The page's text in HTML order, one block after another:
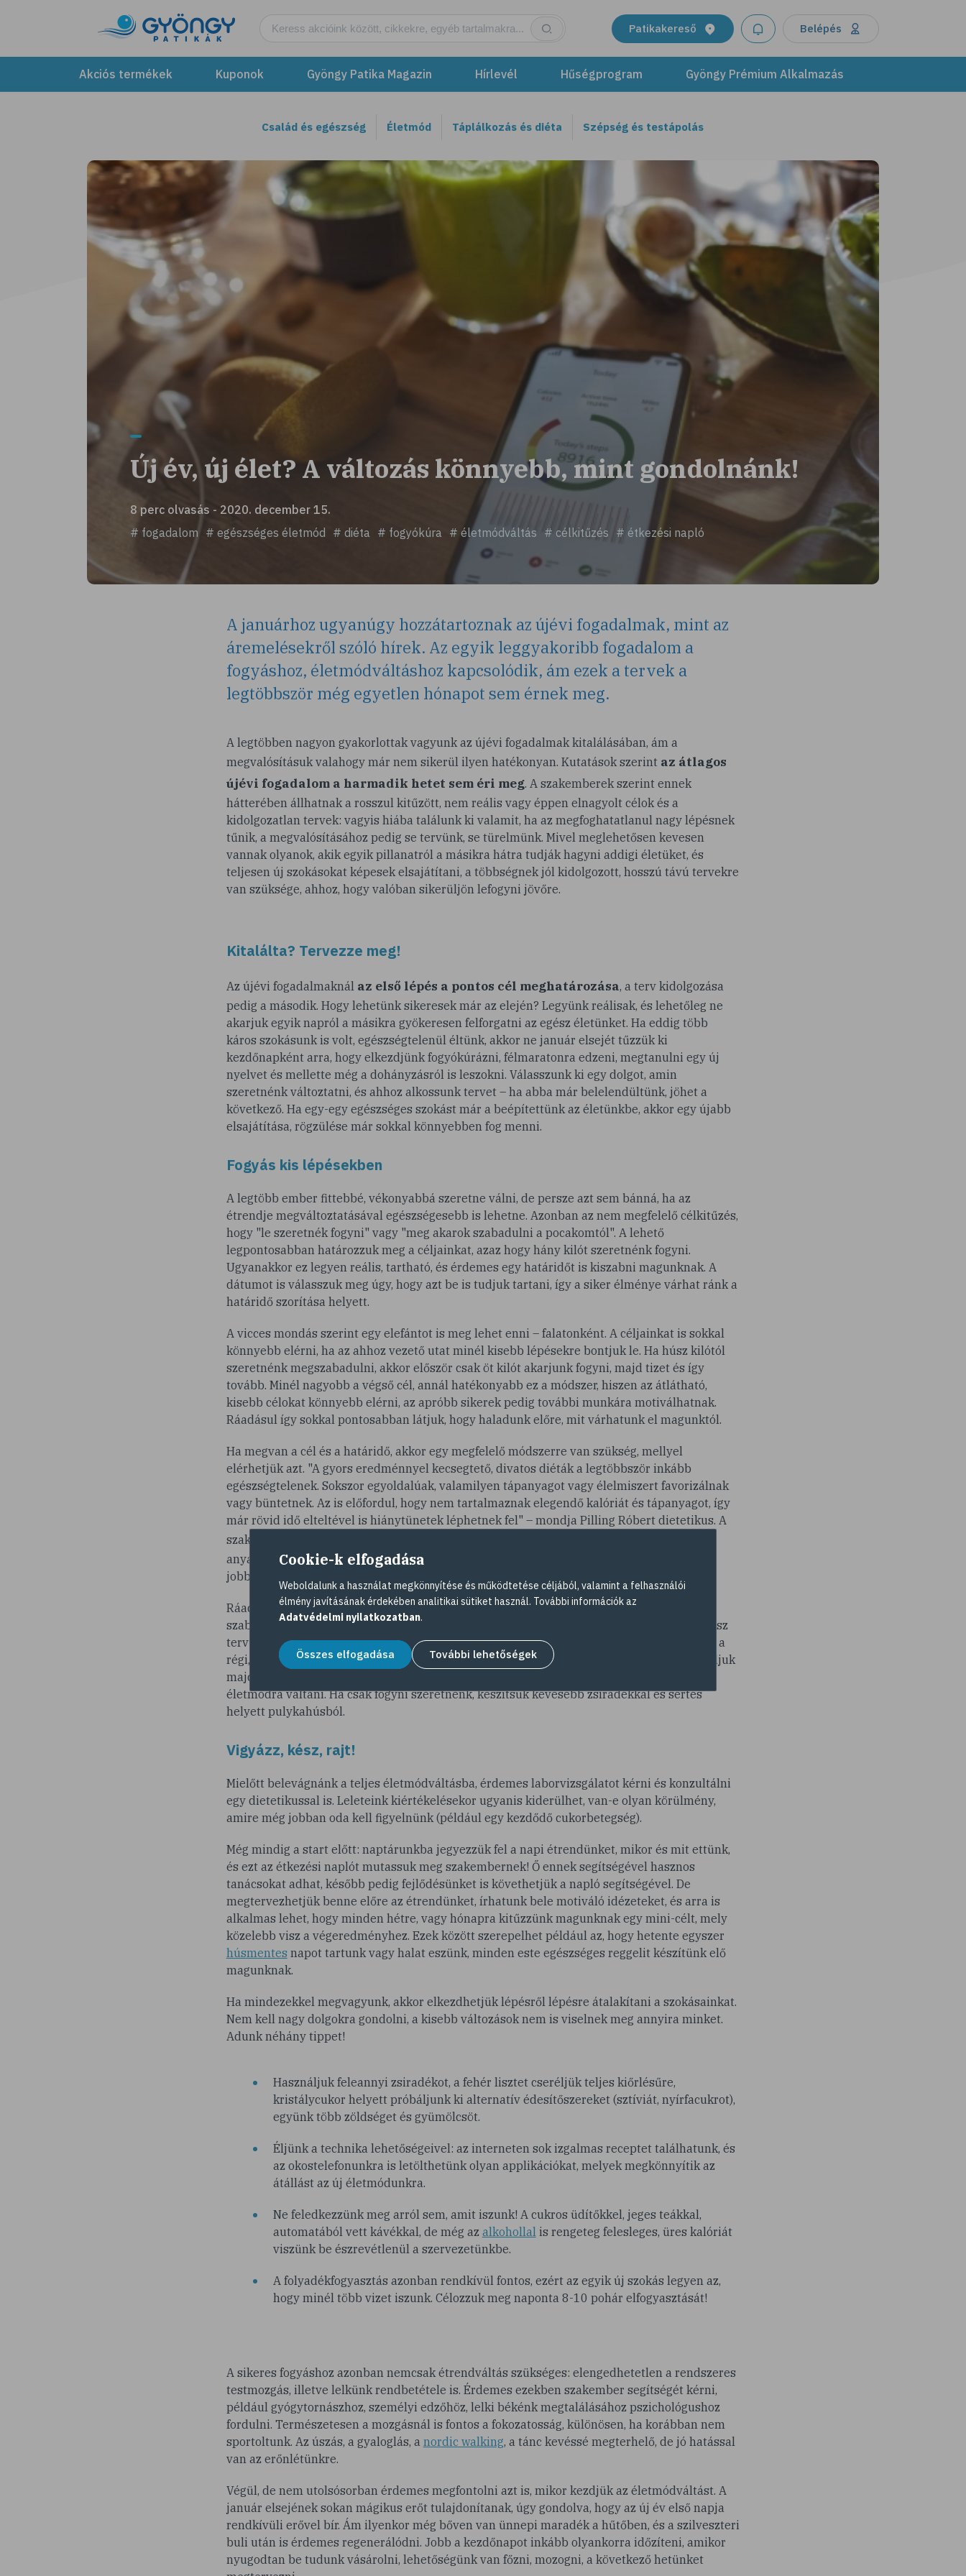
Patikakereső Belépés
Akciós termékek Kuponok Gyöngy Patika Magazin Hírlevél Hűségprogram Gyöngy Prémium Alkalmazás
Család és egészség Életmód Táplálkozás és diéta Szépség és testápolás
Új év, új élet? A változás könnyebb, mint gondolnánk!
8 perc olvasás - 2020. december 15.
# fogadalom # egészséges életmód # diéta # fogyókúra # életmódváltás # célkitűzés # étkezési napló
A januárhoz ugyanúgy hozzátartoznak az újévi fogadalmak, mint az
áremelésekről szóló hírek. Az egyik leggyakoribb fogadalom a
fogyáshoz, életmódváltáshoz kapcsolódik, ám ezek a tervek a
legtöbbször még egyetlen hónapot sem érnek meg.
A legtöbben nagyon gyakorlottak vagyunk az újévi fogadalmak kitalálásában, ám a
megvalósításuk valahogy már nem sikerül ilyen hatékonyan. Kutatások szerint az átlagos
újévi fogadalom a harmadik hetet sem éri meg. A szakemberek szerint ennek
hátterében állhatnak a rosszul kitűzött, nem reális vagy éppen elnagyolt célok és a
kidolgozatlan tervek: vagyis hiába találunk ki valamit, ha az megfoghatatlanul nagy lépésnek
tűnik, a megvalósításához pedig se tervünk, se türelmünk. Mivel meglehetősen kevesen
vannak olyanok, akik egyik pillanatról a másikra hátra tudják hagyni addigi életüket, és
teljesen új szokásokat képesek elsajátítani, a többségnek jól kidolgozott, hosszú távú tervekre
van szüksége, ahhoz, hogy valóban sikerüljön lefogyni jövőre.
Kitalálta? Tervezze meg!
Az újévi fogadalmaknál az első lépés a pontos cél meghatározása, a terv kidolgozása
pedig a második. Hogy lehetünk sikeresek már az elején? Legyünk reálisak, és lehetőleg ne
akarjuk egyik napról a másikra gyökeresen felforgatni az egész életünket. Ha eddig több
káros szokásunk is volt, egészségtelenül éltünk, akkor ne január elsejét tűzzük ki
kezdőnapként arra, hogy elkezdjünk fogyókúrázni, félmaratonra edzeni, megtanulni egy új
nyelvet és mellette még a dohányzásról is leszokni. Válasszunk ki egy dolgot, amin
szeretnénk változtatni, és ahhoz alkossunk tervet – ha abba már belelendültünk, jöhet a
következő. Ha egy-egy egészséges szokást már a beépítettünk az életünkbe, akkor egy újabb
elsajátítása, rögzülése már sokkal könnyebben fog menni.
Fogyás kis lépésekben
A legtöbb ember fittebbé, vékonyabbá szeretne válni, de persze azt sem bánná, ha az
étrendje megváltoztatásával egészségesebb is lehetne. Azonban az nem megfelelő célkitűzés,
hogy "le szeretnék fogyni" vagy "meg akarok szabadulni a pocakomtól". A lehető
legpontosabban határozzuk meg a céljainkat, azaz hogy hány kilót szeretnénk fogyni.
Ugyanakkor ez legyen reális, tartható, és érdemes egy határidőt is kiszabni magunknak. A
dátumot is válasszuk meg úgy, hogy azt be is tudjuk tartani, így a siker élménye várhat ránk a
határidő szorítása helyett.
A vicces mondás szerint egy elefántot is meg lehet enni – falatonként. A céljainkat is sokkal
könnyebb elérni, ha az ahhoz vezető utat minél kisebb lépésekre bontjuk le. Ha húsz kilótól
szeretnénk megszabadulni, akkor először csak öt kilót akarjunk fogyni, majd tizet és így
tovább. Minél nagyobb a végső cél, annál hatékonyabb ez a módszer, hiszen az átlátható,
kisebb célokat könnyebb elérni, az apróbb sikerek pedig további munkára motiválhatnak.
Ráadásul így sokkal pontosabban látjuk, hogy haladunk előre, mit várhatunk el magunktól.
Ha megvan a cél és a határidő, akkor egy megfelelő módszerre van szükség, mellyel
elérhetjük azt. "A gyors eredménnyel kecsegtető, divatos diéták a legtöbbször inkább
egészségtelenek. Sokszor egyoldalúak, valamilyen tápanyagot vagy élelmiszert favorizálnak
vagy büntetnek. Az is előfordul, hogy nem tartalmaznak elegendő kalóriát és tápanyagot, így
már rövid idő elteltével is hiánytünetek léphetnek fel" – mondja Pilling Róbert dietetikus. A
szakértő szerint
anyagcsere változása miatt gyorsan visszatérnek, ez az úgynevezett jojó-effektus. Sokkal
jobban járunk, ha a lassú ütemű fogyást választjuk – összegzi a táplálkozási szakember.
Ráadásul kevesen tudjuk hosszú távon betartani a szigorú, gyakran kevéssé logikus
szabályokra épülő fogyókúrákat, a botlások pedig sokszor azzal járnak együtt, hogy az egész
tervünket feladjuk. Ha kis dolgokban változtatunk, és megpróbálunk úgy cselekedni, hogy a
régi, kedvelt szokásainkról se kelljen lemondani, akkor az új életmódot is könnyebben tudjuk
majd betartani. Ha például a kedvenc ételünk a pörkölt, ne akarjunk egyből vegetáriánus
életmódra váltani. Ha csak fogyni szeretnénk, készítsük kevesebb zsiradékkal és sertés
helyett pulykahúsból.
Vigyázz, kész, rajt!
Mielőtt belevágnánk a teljes életmódváltásba, érdemes laborvizsgálatot kérni és konzultálni
egy dietetikussal is. Leleteink kiértékelésekor ugyanis kiderülhet, van-e olyan körülmény,
amire még jobban oda kell figyelnünk (például egy kezdődő cukorbetegség).
Még mindig a start előtt: naptárunkba jegyezzük fel a napi étrendünket, mikor és mit ettünk,
és ezt az étkezési naplót mutassuk meg szakembernek! Ő ennek segítségével hasznos
tanácsokat adhat, később pedig fejlődésünket is követhetjük a napló segítségével. De
megtervezhetjük benne előre az étrendünket, írhatunk bele motiváló idézeteket, és arra is
alkalmas lehet, hogy minden hétre, vagy hónapra kitűzzünk magunknak egy mini-célt, mely
közelebb visz a végeredményhez. Ezek között szerepelhet például az, hogy hetente egyszer
húsmentes napot tartunk vagy halat eszünk, minden este egészséges reggelit készítünk elő
magunknak.
Ha mindezekkel megvagyunk, akkor elkezdhetjük lépésről lépésre átalakítani a szokásainkat.
Nem kell nagy dolgokra gondolni, a kisebb változások nem is viselnek meg annyira minket.
Adunk néhány tippet!
Használjuk feleannyi zsiradékot, a fehér lisztet cseréljük teljes kiőrlésűre,
kristálycukor helyett próbáljunk ki alternatív édesítőszereket (sztíviát, nyírfacukrot),
együnk több zöldséget és gyümölcsöt.
Éljünk a technika lehetőségeivel: az interneten sok izgalmas receptet találhatunk, és
az okostelefonunkra is letölthetünk olyan applikációkat, melyek megkönnyítik az
átállást az új életmódunkra.
Ne feledkezzünk meg arról sem, amit iszunk! A cukros üdítőkkel, jeges teákkal,
automatából vett kávékkal, de még az alkohollalis rengeteg felesleges, üres kalóriát
viszünk be észrevétlenül a szervezetünkbe.
A folyadékfogyasztás azonban rendkívül fontos, ezért az egyik új szokás legyen az,
hogy minél több vizet iszunk. Célozzuk meg naponta 8-10 pohár elfogyasztását!
A sikeres fogyáshoz azonban nemcsak étrendváltás szükséges: elengedhetetlen a rendszeres
testmozgás, illetve lelkünk rendbetétele is. Érdemes ezekben szakember segítségét kérni,
például gyógytornászhoz, személyi edzőhöz, lelki békénk megtalálásához pszichológushoz
fordulni. Természetesen a mozgásnál is fontos a fokozatosság, különösen, ha korábban nem
sportoltunk. Az úszás, a gyaloglás, a nordic walking, a tánc kevéssé megterhelő, de jó hatással
van az erőnlétünkre.
Végül, de nem utolsósorban érdemes megfontolni azt is, mikor kezdjük az életmódváltást. A
január elsejének sokan mágikus erőt tulajdonítanak, úgy gondolva, hogy az új év első napja
rendkívüli erővel bír. Ám ilyenkor még bőven van ünnepi maradék a hűtőben, és a szilveszteri
buli után is érdemes regenerálódni. Jobb a kezdőnapot inkább olyankorra időzíteni, amikor
nyugodtan be tudunk vásárolni, lehetőségünk van főzni, mozogni, a következő hetünket
Cookie-k elfogadása
Weboldalunk a használat megkönnyítése és működtetése céljából, valamint a felhasználói
élmény javításának érdekében analitikai sütiket használ. További információk az
Adatvédelmi nyilatkozatban.
Összes elfogadása További lehetőségek